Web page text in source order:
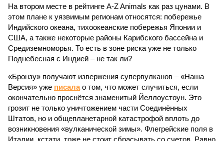
На втором месте в рейтинге A-Z Animals как раз цунами. В
этом плане к уязвимым регионам относятся: побережье
Индийского океана, тихо­океанские побережья Японии и
США, а также некоторые районы Карибского бассейна и
Средиземноморья. То есть в зоне риска уже не только
Поднебесная с Индией – не так ли?
«Бронзу» получают извержения супервулканов – «Наша
Версия» уже писалао том, что может случиться, если
окончательно проснётся знаменитый Йеллоустоун. Это
грозит не только уничтожением части Соединённых
Штатов, но и общепланетарной катастрофой вплоть до
возникновения «вулканической зимы». Флегрейские поля в
Италии, кстати, тоже не стоит сбрасывать со счетов. Равно